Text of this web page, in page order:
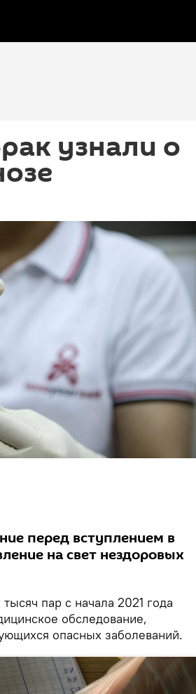
узнали о
перед вступлением в
на свет нездоровых
пар с начала 2021 года
обследование,
опасных заболеваний.